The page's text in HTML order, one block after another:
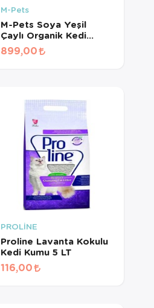
M-Pets
M-Pets Soya Yeşil
Çaylı Organik Kedi
Kumu 10 Lt
899,00
PROLİNE
Proline Lavanta Kokulu
Kedi Kumu 5 LT
116,00